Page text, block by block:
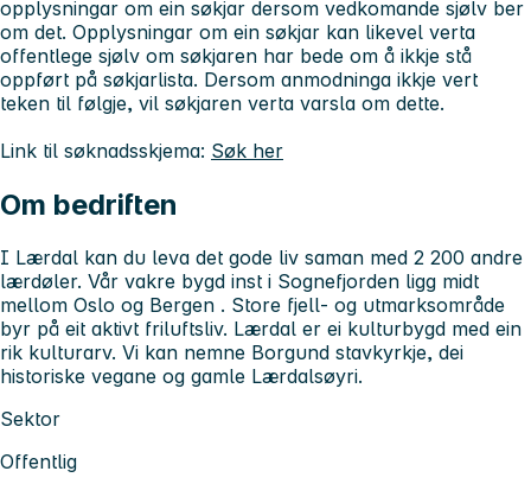
opplysningar om ein søkjar dersom vedkomande sjølv ber
om det. Opplysningar om ein søkjar kan likevel verta
offentlege sjølv om søkjaren har bede om å ikkje stå
oppført på søkjarlista. Dersom anmodninga ikkje vert
teken til følgje, vil søkjaren verta varsla om dette.
Link til søknadsskjema: Søk her
Om bedriften
I Lærdal kan du leva det gode liv saman med 2 200 andre
lærdøler. Vår vakre bygd inst i Sognefjorden ligg midt
mellom Oslo og Bergen . Store fjell- og utmarksområde
byr på eit aktivt friluftsliv. Lærdal er ei kulturbygd med ein
rik kulturarv. Vi kan nemne Borgund stavkyrkje, dei
historiske vegane og gamle Lærdalsøyri.
Sektor
Offentlig